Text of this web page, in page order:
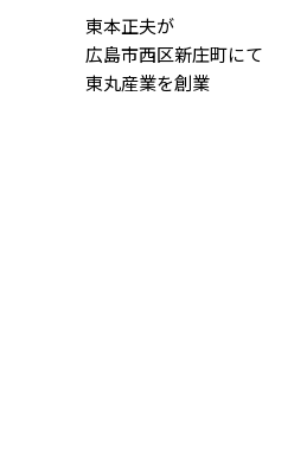
東本正夫が
広島市西区新庄町にて
東丸産業を創業